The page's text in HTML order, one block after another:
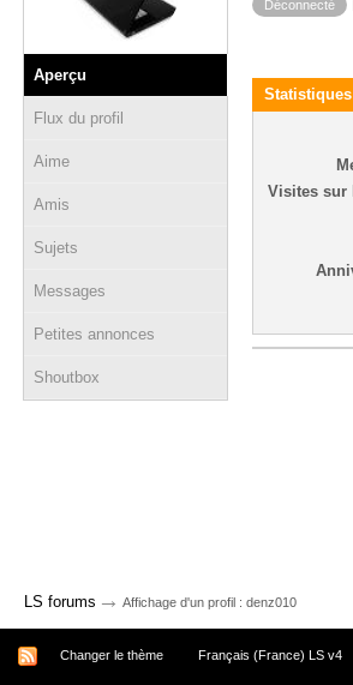
Aperçu
Flux du profil
Aime
Amis
Sujets
Messages
Petites annonces
Shoutbox
Déconnecté
Visites sur
LS forums → Affichage d'un profil : denz010
Changer le thème Français (France) LS v4